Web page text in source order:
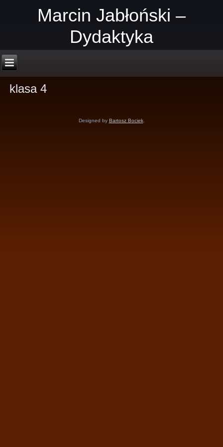
Marcin Jabłoński –
Dydaktyka
klasa 4
Designed by Bartosz Bociek.